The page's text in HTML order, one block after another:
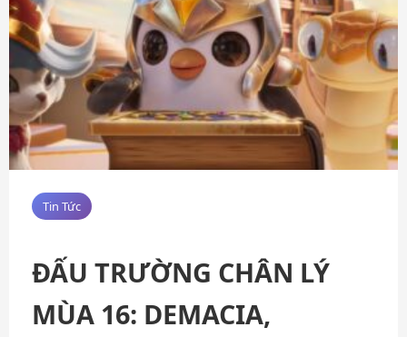
Tin Tức
ĐẤU TRƯỜNG CHÂN LÝ
MÙA 16: DEMACIA,